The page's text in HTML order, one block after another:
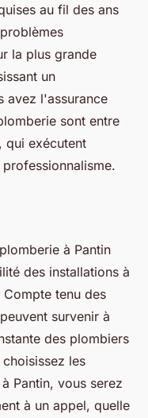
au fil des ans
la plus grande
un
avez l'assurance
sont entre
qui exécutent
à Pantin
des installations à
tenu des
survenir à
des plombiers
les
Pantin, vous serez
à un appel, quelle